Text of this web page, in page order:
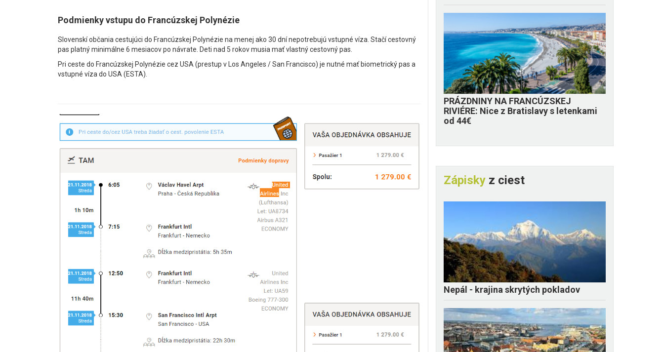
Podmienky vstupu do Francúzskej Polynézie
Slovenskí občania cestujúci do Francúzskej Polynézie na menej ako 30 dní nepotrebujú vstupné víza. Stačí cestovný
pas platný minimálne 6 mesiacov po návrate. Deti nad 5 rokov musia mať vlastný cestovný pas.
Pri ceste do Francúzskej Polynézie cez USA (prestup v Los Angeles / San Francisco) je nutné mať biometrický pas a
vstupné víza do USA (ESTA).
PRÁZDNINY NA FRANCÚZSKEJ
RIVIÉRE: Nice z Bratislavy s letenkami
od 44€
Zápisky z ciest
Nepál - krajina skrytých pokladov